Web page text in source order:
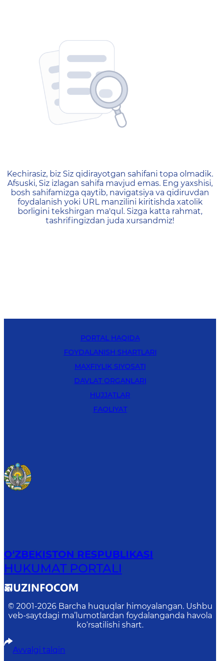
404 — Страница не
Kechirasiz, biz Siz qidirayotgan sahifani topa olmadik.
Afsuski, Siz izlagan sahifa mavjud emas. Eng yaxshisi,
bosh sahifamizga qaytib, navigatsiya va qidiruvdan
foydalanish yoki URL manzilini kiritishda xatolik
borligini tekshirgan ma'qul. Sizga katta rahmat,
tashrifingizdan juda xursandmiz!
PORTAL HAQIDA
FOYDALANISH SHARTLARI
MAXFIYLIK SIYOSATI
DAVLAT ORGANLARI
HUJJATLAR
FAOLIYAT
O‘ZBEKISTON RESPUBLIKASI
HUKUMAT PORTALI
© 2001-2026 Barcha huquqlar himoyalangan. Ushbu
veb-saytdagi ma’lumotlardan foydalanganda havola
ko‘rsatilishi shart.
Avvalgi talqin